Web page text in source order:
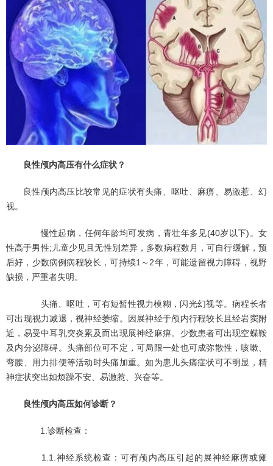
良性颅内高压有什么症状？
良性颅内高压比较常见的症状有头痛、呕吐、麻痹、易激惹、幻
视。
慢性起病，任何年龄均可发病，青壮年多见(40岁以下)。女
性高于男性;儿童少见且无性别差异，多数病程数月，可自行缓解，预
后好，少数病例病程较长，可持续1～2年，可能遗留视力障碍，视野
缺损，严重者失明。
头痛、呕吐，可有短暂性视力模糊，闪光幻视等。病程长者
可出现视力减退，视神经萎缩。因展神经于颅内行程较长且经岩窦附
近，易受中耳乳突炎累及而出现展神经麻痹。少数患者可出现空蝶鞍
及内分泌障碍。头痛部位可不定，可局限一处也可成弥散性，咳嗽、
弯腰、用力排便等活动时头痛加重。如为患儿头痛症状可不明显，精
神症状突出如烦躁不安、易激惹、兴奋等。
良性颅内高压如何诊断？
1.诊断检查：
1.1.神经系统检查：可有颅内高压引起的展神经麻痹或瘫